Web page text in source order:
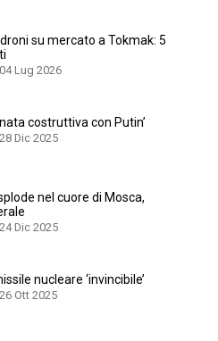
su mercato a Tokmak: 5
04 Lug 2026
costruttiva con Putin’
28 Dic 2025
nel cuore di Mosca,
24 Dic 2025
nucleare ‘invincibile’
26 Ott 2025